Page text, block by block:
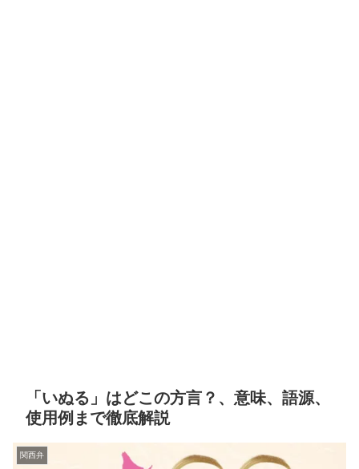
「いぬる」はどこの方言？、意味、語源、
使用例まで徹底解説
関西弁